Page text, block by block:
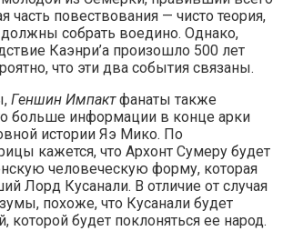
часть повествования — чисто теория,
собрать воедино. Однако,
Каэнри’а произошло 500 лет
что эти два события связаны.
Геншин Импактфанаты также
больше информации в конце арки
истории Яэ Мико. По
кажется, что Архонт Сумеру будет
человеческую форму, которая
Лорд Кусанали. В отличие от случая
похоже, что Кусанали будет
которой будет поклоняться ее народ.